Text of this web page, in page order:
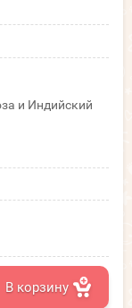
и Индийский
В корзину